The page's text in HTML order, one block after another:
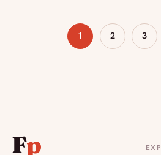
Pagination
1 2 3
Fp